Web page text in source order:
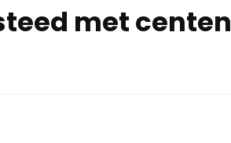
met centen